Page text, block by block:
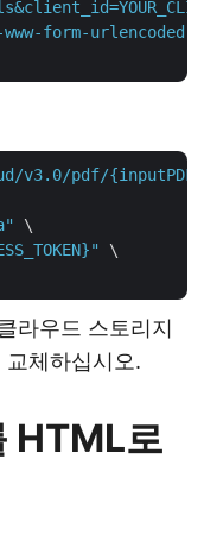
form-urlencoded"
pdf/{inputPDF}/
\
\
라우드 스토리지
체하십시오.
HTML로